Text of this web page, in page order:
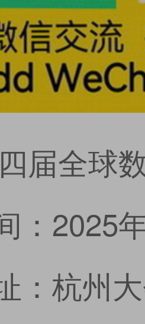
届全球
：2025
：杭州